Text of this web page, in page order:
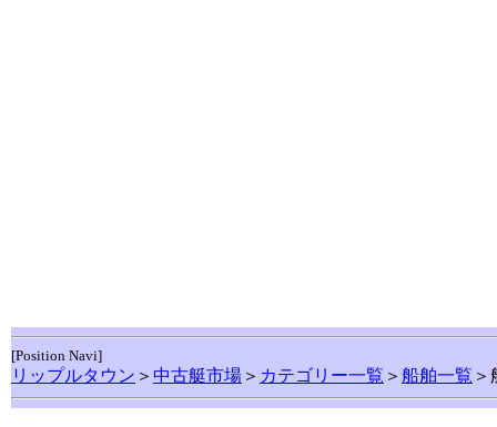
[Position Navi]
リップルタウン ＞ 中古艇市場 ＞ カテゴリー一覧 ＞ 船舶一覧 ＞